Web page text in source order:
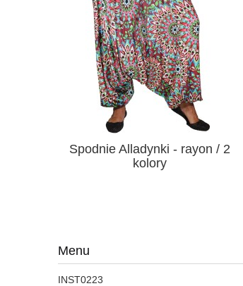
Spodnie Alladynki - rayon / 2
kolory
Menu
INST0223